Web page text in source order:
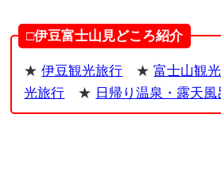
□伊豆富士山見どころ紹介
★伊豆観光旅行 ★富士山観
光旅行 ★ 日帰り温泉・露天風